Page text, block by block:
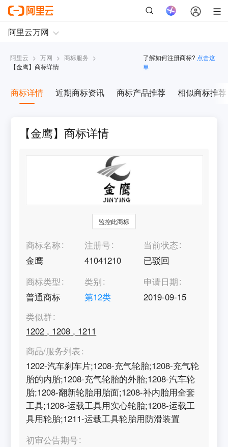
阿里云 > 万网 > 商标服务 >
【金鹰】商标详情
了解如何注册商标? 点击这
里
商标详情 近期商标资讯 商标产品推荐 相似商标推荐
【金鹰】商标详情
监控此商标
商标名称
金鹰
注册号
41041210
当前状态
已驳回
商标类型
普通商标
类别
第12类
申请日期
2019-09-15
类似群
1202 , 1208 , 1211
商品/服务列表
1202-汽车刹车片;1208-充气轮胎;1208-充气轮
胎的内胎;1208-充气轮胎的外胎;1208-汽车轮
胎;1208-翻新轮胎用胎面;1208-补内胎用全套
工具;1208-运载工具用实心轮胎;1208-运载工
具用轮胎;1211-运载工具轮胎用防滑装置
初审公告期号